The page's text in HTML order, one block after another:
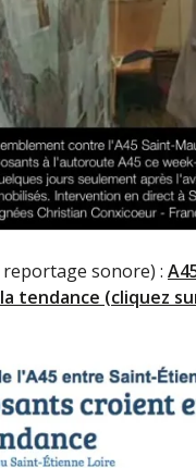
reportage sonore) :
tendance (cliquez